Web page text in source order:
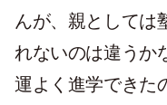
んが、親としては
れないのは違うか
運よく進学できた